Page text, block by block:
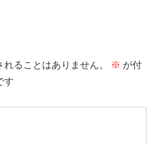
ることはありません。 ※ が付
す